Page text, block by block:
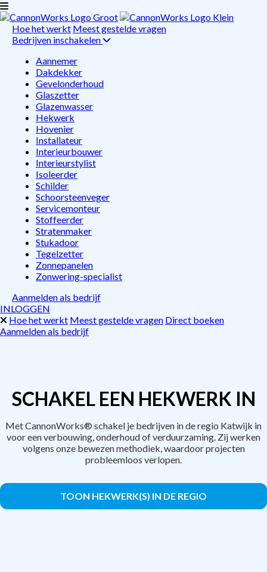
Hoe het werkt Meest gestelde vragen
Bedrijven inschakelen
Aannemer
Dakdekker
Gevelonderhoud
Glaszetter
Glazenwasser
Hekwerk
Hovenier
Installateur
Interieurbouwer
Interieurstylist
Isoleerder
Schilder
Schoorsteenveger
Servicemonteur
Stoffeerder
Stratenmaker
Stukadoor
Tegelzetter
Zonnepanelen
Zonwering-specialist
Aanmelden als bedrijf
INLOGGEN
Hoe het werkt Meest gestelde vragen Direct boeken
Aanmelden als bedrijf
SCHAKEL EEN HEKWERK IN
Met CannonWorks® schakel je bedrijven in de regio Katwijk in
voor een verbouwing, onderhoud of verduurzaming. Zij werken
volgens onze bewezen methodiek, waardoor projecten
probleemloos verlopen.
TOON HEKWERK(S) IN DE REGIO